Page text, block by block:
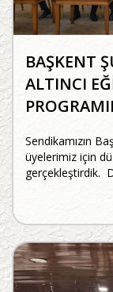
BAŞKENT
ALTINCI
Sendikamızın
üyelerimiz için
gerçekleştirdik.